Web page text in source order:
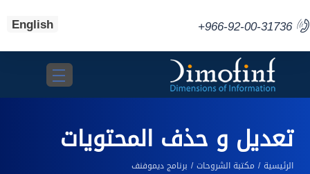
+966-92-00-31736
English
Toggle navigation
تعديل و حذف المحتويات
الرئيسية مكتبة الشروحات
برنامج ديموفنف